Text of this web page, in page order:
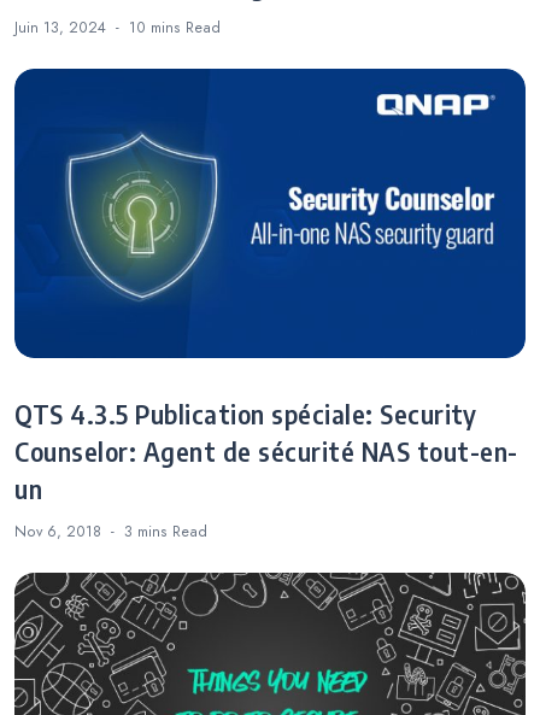
Juin 13, 2024 10 mins Read
QTS 4.3.5 Publication spéciale: Security
Counselor: Agent de sécurité NAS tout-en-
un
Nov 6, 2018 3 mins Read